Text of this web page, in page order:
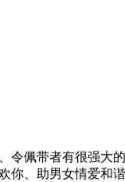
佩带者有很强大
、助男女情爱